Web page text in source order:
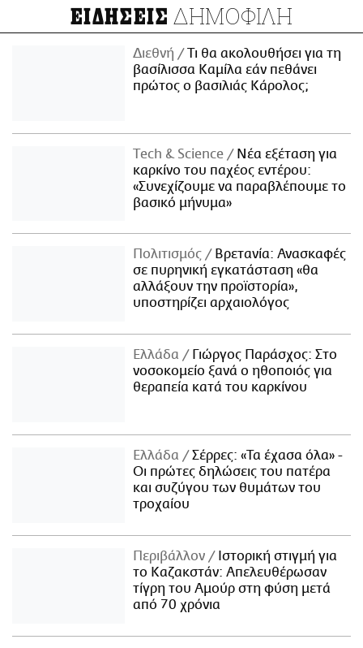
ΕΙΔΗΣΕΙΣ ΔΗΜΟΦΙΛΗ
Διεθνή
Τι θα ακολουθήσει για τη
βασίλισσα Καμίλα εάν πεθάνει
πρώτος ο βασιλιάς Κάρολος;
Τech & Science
Νέα εξέταση για
καρκίνο του παχέος εντέρου:
«Συνεχίζουμε να παραβλέπουμε το
βασικό μήνυμα»
Πολιτισμός
Βρετανία: Ανασκαφές
σε πυρηνική εγκατάσταση «θα
αλλάξουν την προϊστορία»,
υποστηρίζει αρχαιολόγος
Ελλάδα
Γιώργος Παράσχος: Στο
νοσοκομείο ξανά ο ηθοποιός για
θεραπεία κατά του καρκίνου
Ελλάδα
Σέρρες: «Τα έχασα όλα» -
Οι πρώτες δηλώσεις του πατέρα
και συζύγου των θυμάτων του
τροχαίου
Περιβάλλον
Ιστορική στιγμή για
το Καζακστάν: Απελευθέρωσαν
τίγρη του Αμούρ στη φύση μετά
από 70 χρόνια